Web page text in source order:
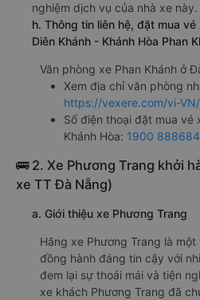
nghiệm dịch vụ của nhà xe này.
h. Thông tin liên hệ, đặt mua
Diên Khánh - Khánh Hòa Phan
Văn phòng xe Phan Khánh ở
Xem địa chỉ văn phòng
https://vexere.com/vi-
Số điện thoại đặt mua vé
Khánh Hòa: 1900 888684
🚌 2. Xe Phương Trang khởi
xe TT Đà Nẵng)
a. Giới thiệu xe Phương Trang
Hãng xe Phương Trang là
đồng hành đáng tin cậy với
đem lại sự thoải mái và tiện
xe khách Phương Trang đã